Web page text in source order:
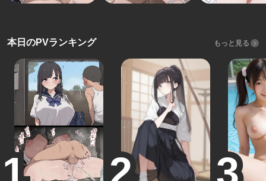
本日のPVランキング もっと見る